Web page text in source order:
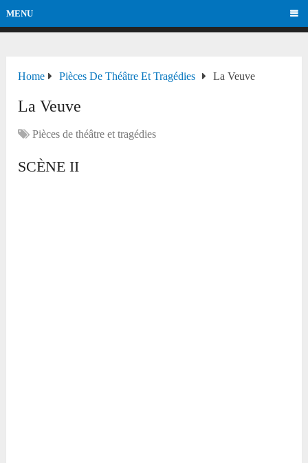
MENU
Home Pièces De Théâtre Et Tragédies La Veuve
La Veuve
Pièces de théâtre et tragédies
SCÈNE II